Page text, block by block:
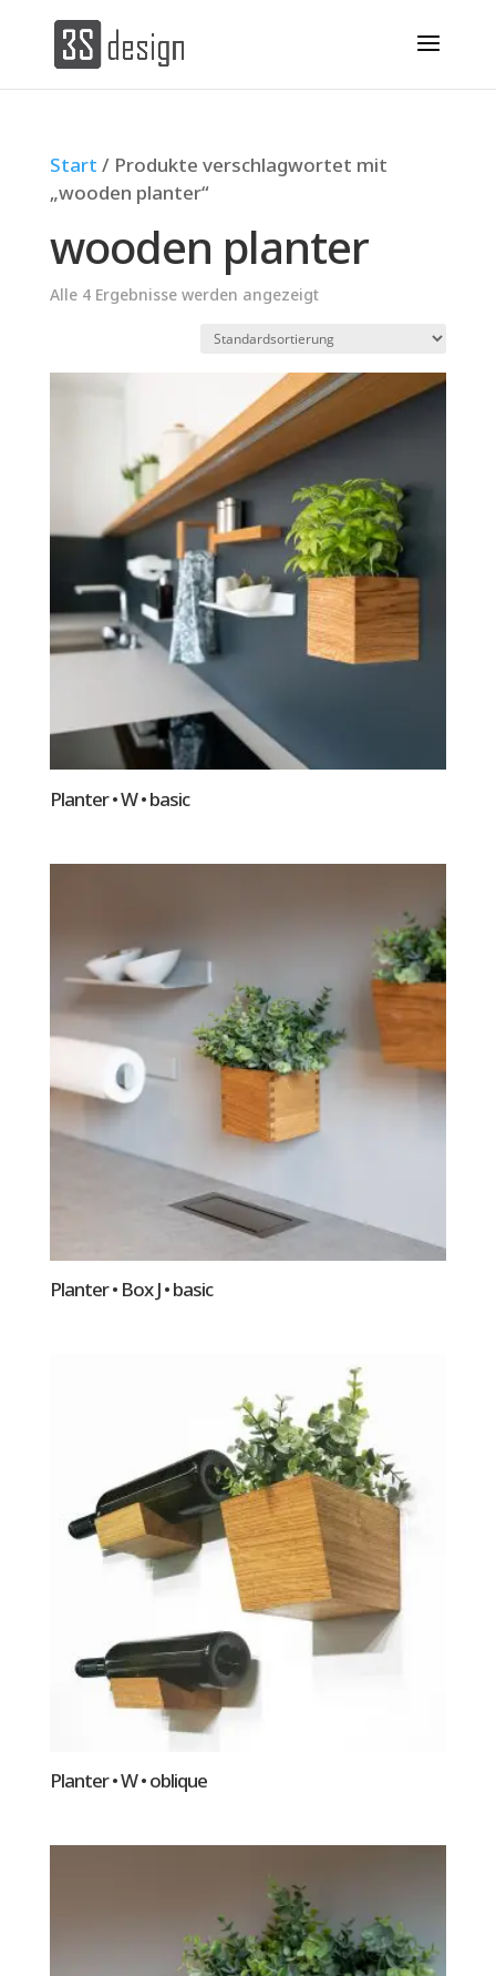
Start / Produkte verschlagwortet mit
„wooden planter“
wooden planter
Alle 4 Ergebnisse werden angezeigt
Planter • W • basic
Planter • Box J • basic
Planter • W • oblique